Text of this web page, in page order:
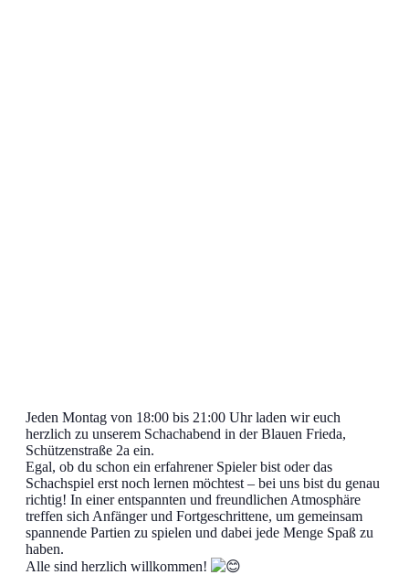
Jeden Montag von 18:00 bis 21:00 Uhr laden wir euch
herzlich zu unserem Schachabend in der Blauen Frieda,
Schützenstraße 2a ein.
Egal, ob du schon ein erfahrener Spieler bist oder das
Schachspiel erst noch lernen möchtest – bei uns bist du genau
richtig! In einer entspannten und freundlichen Atmosphäre
treffen sich Anfänger und Fortgeschrittene, um gemeinsam
spannende Partien zu spielen und dabei jede Menge Spaß zu
haben.
Alle sind herzlich willkommen!